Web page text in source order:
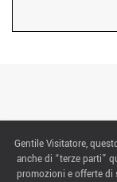
Gentile Visitatore,
anche di “terze parti”
promozioni e offerte di